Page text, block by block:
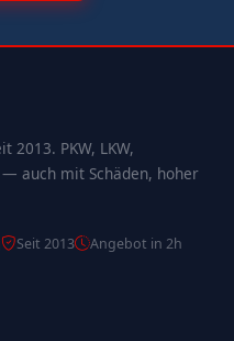
2013. PKW, LKW,
auch mit Schäden, hoher
Seit 2013 Angebot in 2h